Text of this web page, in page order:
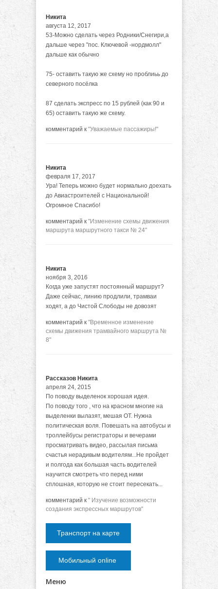
Никита
августа 12, 2017
53-Можно сделать через Родники/Снегири,а
дальше через "пос. Ключевой -нордмолл"
дальше как обычно
75- оставить такую же схему но проблиьь до
северного посёлка
87 сделать экспресс по 15 рублей (как 90 и
65) оставить такую же схему.
комментарий к "Уважаемые пассажиры!"
Никита
февраля 17, 2017
Ура! Теперь можно будет нормально доехать
до Авиастроителей с Национальной!
Огромное Спасибо!
комментарий к "Изменение схемы движения
маршрута маршрутного такси № 24"
Никита
ноября 3, 2016
Когда уже запустят постоянный маршрут?
Даже сейчас, линию продлили, трамваи
ходят, а до Чистой Слободы не довозят
комментарий к "Временное изменение
схемы движения трамвайного маршрута №
8"
Рассказов Никита
апреля 24, 2015
По поводу выделенок хорошая идея.
По поводу того , что на красном многие на
выделенки вылазят, мешая ОТ. Нужна
политическая воля. Повешать на автобусы и
троллейбусы регистраторы и вечерами
просматривать видео, рассылая письма
счастья нерадивым водителям...Не пройдет
и полгода как большая часть водителей
научится смотреть что перед ними
сплошная, которую не стоит пересекать...
комментарий к " Изучение возможности
создания экспрессных маршрутов"
Транспорт на карте
Мобильный online
Меню